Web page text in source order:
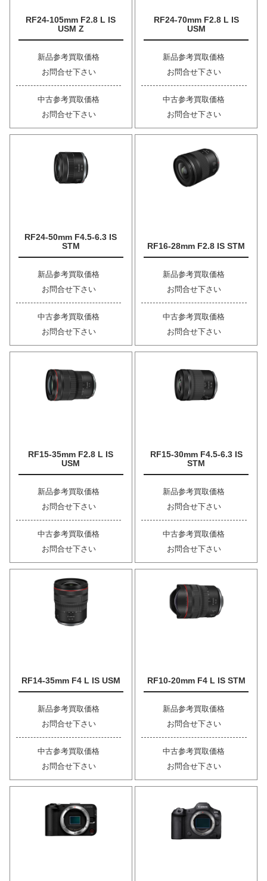
RF24-105mm F2.8 L IS
USM Z
新品参考買取価格
お問合せ下さい
中古参考買取価格
お問合せ下さい
RF24-70mm F2.8 L IS
USM
新品参考買取価格
お問合せ下さい
中古参考買取価格
お問合せ下さい
RF24-50mm F4.5-6.3 IS
STM
新品参考買取価格
お問合せ下さい
中古参考買取価格
お問合せ下さい
RF16-28mm F2.8 IS STM
新品参考買取価格
お問合せ下さい
中古参考買取価格
お問合せ下さい
RF15-35mm F2.8 L IS
USM
新品参考買取価格
お問合せ下さい
中古参考買取価格
お問合せ下さい
RF15-30mm F4.5-6.3 IS
STM
新品参考買取価格
お問合せ下さい
中古参考買取価格
お問合せ下さい
RF14-35mm F4 L IS USM
新品参考買取価格
お問合せ下さい
中古参考買取価格
お問合せ下さい
RF10-20mm F4 L IS STM
新品参考買取価格
お問合せ下さい
中古参考買取価格
お問合せ下さい